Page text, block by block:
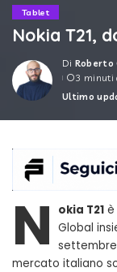
Tablet
Nokia T21,
Posted
by
Di Roberto
3 minuti
Ultimo
N okia T21è
Global
mercato italiano